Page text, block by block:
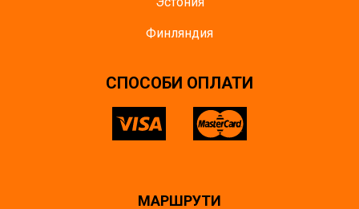
Финляндия
СПОСОБИ ОПЛАТИ
МАРШРУТИ